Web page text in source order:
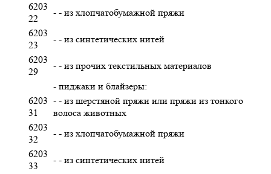
6203
22
- - из хлопчатобумажной пряжи
6203
23
- - из синтетических нитей
6203
29
- - из прочих текстильных материалов
- пиджаки и блайзеры:
6203
31
- - из шерстяной пряжи или пряжи из тонкого
волоса животных
6203
32
- - из хлопчатобумажной пряжи
6203
33
- - из синтетических нитей